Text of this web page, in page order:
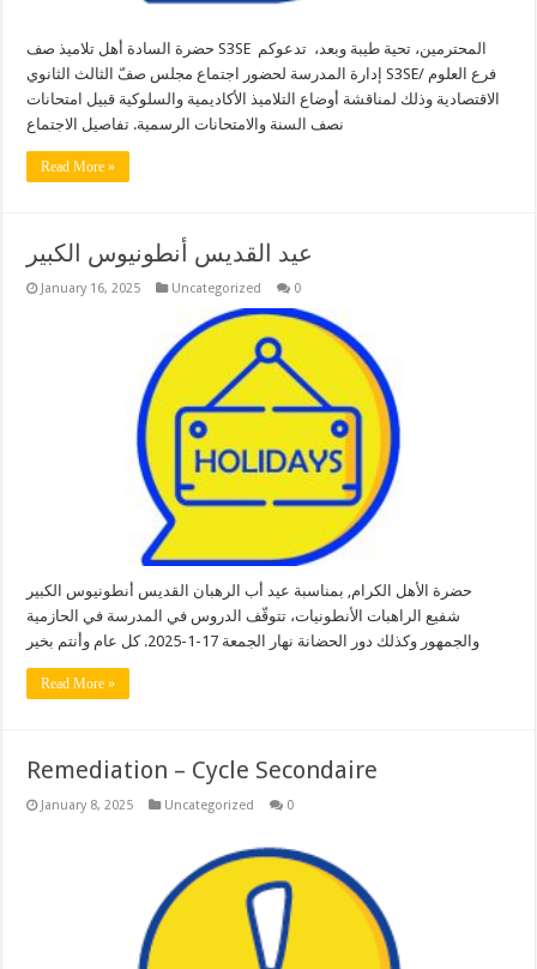
حضرة السادة أهل تلاميذ صف S3SE المحترمين، تحية طيبة وبعد، تدعوكم
إدارة المدرسة لحضور اجتماع مجلس صفّ الثالث الثانوي S3SE/ فرع العلوم
الاقتصادية وذلك لمناقشة أوضاع التلاميذ الأكاديمية والسلوكية قبيل امتحانات
نصف السنة والامتحانات الرسمية. تفاصيل الاجتماع
Read More »
عيد القديس أنطونيوس الكبير
January 16, 2025 Uncategorized 0
حضرة الأهل الكرام, بمناسبة عيد أب الرهبان القديس أنطونيوس الكبير
شفيع الراهبات الأنطونيات، تتوقّف الدروس في المدرسة في الحازمية
والجمهور وكذلك دور الحضانة نهار الجمعة 17-1-2025. كل عام وأنتم بخير
Read More »
Remediation – Cycle Secondaire
January 8, 2025 Uncategorized 0